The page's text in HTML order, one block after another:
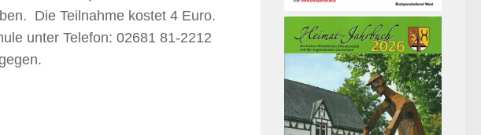
Die Teilnahme kostet 4 Euro.
unter Telefon: 02681 81-2212